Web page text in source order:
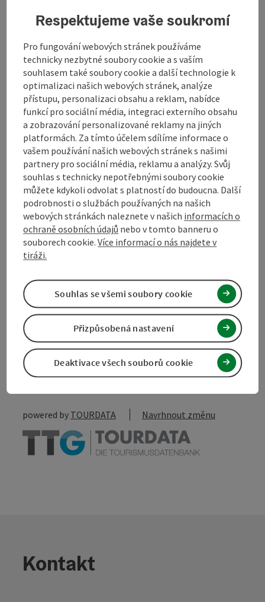
Informace o túře a trase
Příjezd
Způsobilost
Bezbariérovost
Kontakt
Prohlášení o souhlasu
přejít na poznámky
Vytvořit PDF
Vytisknout
příspěvek
V okolí
powered by TOURDATA Navrhnout změnu
Kontakt
Respektujeme vaše soukromí
Pro fungování webových stránek používáme
technicky nezbytné soubory cookie a s vaším
souhlasem také soubory cookie a další technologie k
optimalizaci našich webových stránek, analýze
přístupu, personalizaci obsahu a reklam, nabídce
funkcí pro sociální média, integraci externího obsahu
a zobrazování personalizované reklamy na jiných
platformách. Za tímto účelem sdílíme informace o
vašem používání našich webových stránek s našimi
partnery pro sociální média, reklamu a analýzy. Svůj
souhlas s technicky nepotřebnými soubory cookie
můžete kdykoli odvolat s platností do budoucna. Další
podrobnosti o službách používaných na našich
webových stránkách naleznete v našich informacích o
ochraně osobních údajů nebo v tomto banneru o
souborech cookie.Více informací o nás najdete v
tiráži.
Deaktivace všech souborů cookie
Přizpůsobená nastavení
Souhlas se všemi soubory cookie